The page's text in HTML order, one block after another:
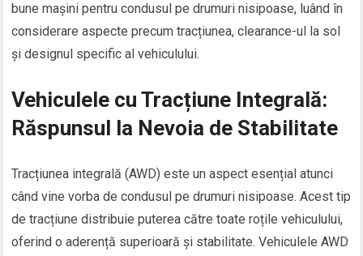
bune mașini pentru condusul pe drumuri nisipoase, luând în
considerare aspecte precum tracțiunea, clearance-ul la sol
și designul specific al vehiculului.
Vehiculele cu Tracțiune Integrală:
Răspunsul la Nevoia de Stabilitate
Tracțiunea integrală (AWD) este un aspect esențial atunci
când vine vorba de condusul pe drumuri nisipoase. Acest tip
de tracțiune distribuie puterea către toate roțile vehiculului,
oferind o aderență superioară și stabilitate. Vehiculele AWD